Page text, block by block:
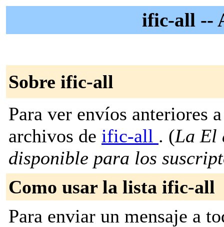
ific-all --
Sobre ific-all
Para ver envíos anteriores
archivos de ific-all . (La El
disponible para los
Como usar la lista ific-all
Para enviar un mensaje a